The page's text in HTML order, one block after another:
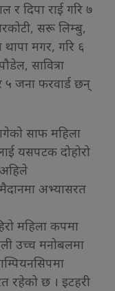
र दिपा राई गरि ७
सरू लिम्बु,
मगर, गरि ६
सावित्रा
५ जना फरवार्ड छन्
साफ महिला
यसपटक दोहोरो
अहिले
अभ्यासरत
महिला कपमा
उच्च मनोबलमा
रहेको छ । इटहरी